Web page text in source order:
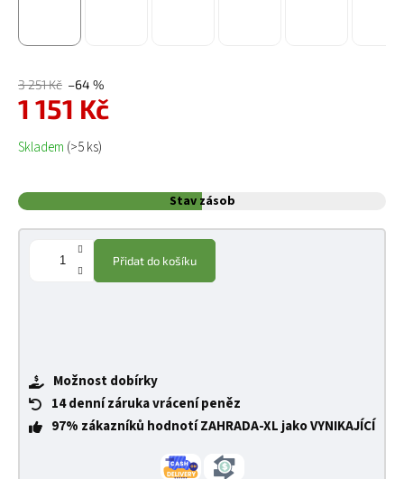
3 251 Kč –64 %
1 151 Kč
Měrná cena:
Skladem (>5 ks)
Stav zásob
Přidat do košíku
Možnost dobírky
14 denní záruka vrácení peněz
97% zákazníků hodnotí ZAHRADA-XL jako VYNIKAJÍCÍ